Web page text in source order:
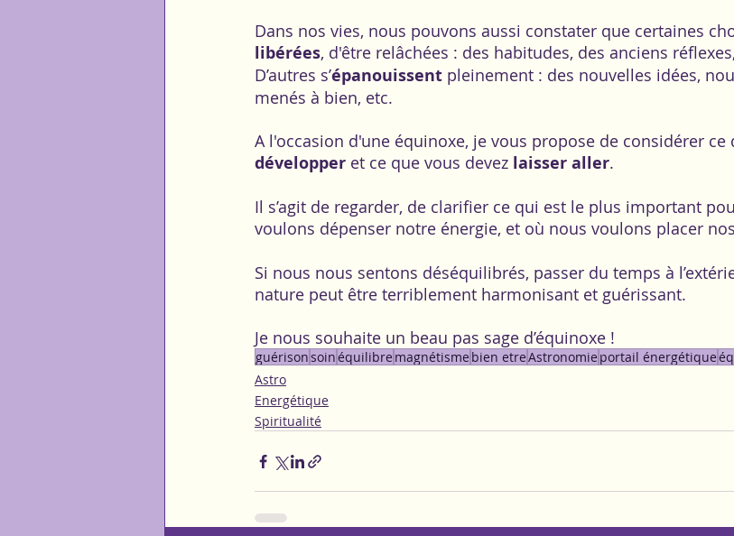
Dans nos vies, nous pouvons aussi constater que certaines
libérées, d'être relâchées : des habitudes, des anciens
D’autres s’épanouissent pleinement : des nouvelles idées,
menés à bien, etc.
A l'occasion d'une équinoxe, je vous propose de considérer ce
développer et ce que vous devez laisser aller.
Il s’agit de regarder, de clarifier ce qui est le plus important
voulons dépenser notre énergie, et où nous voulons placer nos
Si nous nous sentons déséquilibrés, passer du temps à
nature peut être terriblement harmonisant et guérissant.
Je nous souhaite un beau pas sage d’équinoxe !
guérisonsoinéquilibre magnétisme bien etreAstronomie portail énergétique
Astro
Energétique
Spiritualité